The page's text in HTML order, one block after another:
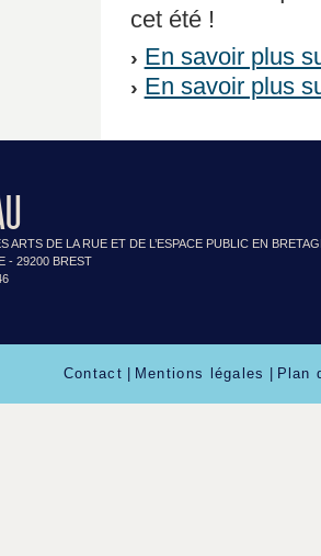
cet été !
En savoir plus
En savoir plus
ARTS DE LA RUE ET DE L’ESPACE PUBLIC EN
- 29200 BREST
Contact Mentions légales Plan